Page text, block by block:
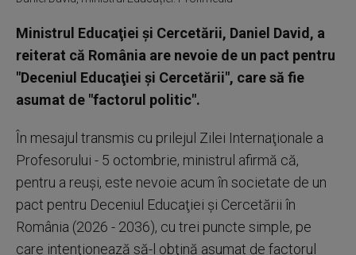
Ministrul Educaţiei şi Cercetării, Daniel David, a
reiterat că România are nevoie de un pact pentru
"Deceniul Educaţiei şi Cercetării", care să fie
asumat de "factorul politic".
În mesajul transmis cu prilejul Zilei Internaţionale a
Profesorului - 5 octombrie, ministrul afirmă că,
pentru a reuşi, este nevoie acum în societate de un
pact pentru Deceniul Educaţiei şi Cercetării în
România (2026 - 2036), cu trei puncte simple, pe
care intenţionează să-l obţină asumat de factorul